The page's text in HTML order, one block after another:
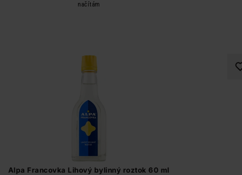
načítám
Alpa Francovka Lihový bylinný roztok 60 ml